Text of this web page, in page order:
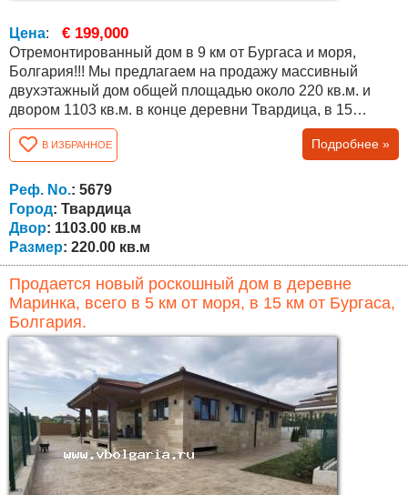
Цена: € 199,000
Отремонтированный дом в 9 км от Бургаса и моря,
Болгария!!! Мы предлагаем на продажу массивный
двухэтажный дом общей площадью около 220 кв.м. и
двором 1103 кв.м. в конце деревни Твардица, в 15
минутах езды от города Бургас. Планировка: первый
этаж – комната для занятий спортом, зона отдыха с
джакузи, стиральной машиной и сушилкой. На втором
этаже находится большая кухня со столовой в черно-
белых цветах. На следующем этаже...
В ИЗБРАННОЕ Подробнее »
Реф. No.: 5679
Город: Твардица
Двор: 1103.00 кв.м
Размер: 220.00 кв.м
Продается новый роскошный дом в деревне
Маринка, всего в 5 км от моря, в 15 км от Бургаса,
Болгария.